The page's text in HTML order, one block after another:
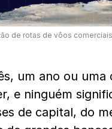
de rotas de vôos comerciais
um ano ou
e ninguém
de capital, do